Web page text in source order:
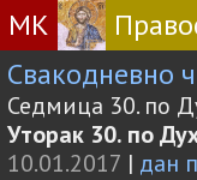
МК
Свакодневно
Седмица 30. по
Уторак 30. по
10.01.2017 | дан